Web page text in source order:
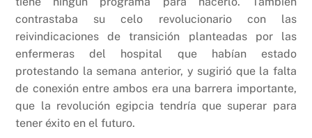
contrastaba su celo revolucionario con las
reivindicaciones de transición planteadas por las
enfermeras del hospital que habían estado
protestando la semana anterior, y sugirió que la falta
de conexión entre ambos era una barrera importante,
que la revolución egipcia tendría que superar para
tener éxito en el futuro.